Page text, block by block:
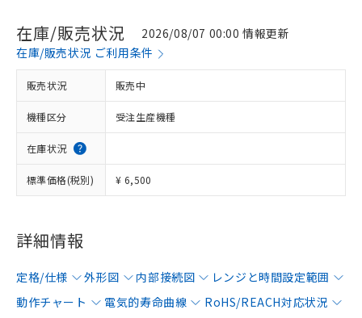
在庫/販売状況
2026/08/07 00:00 情報更新
在庫/販売状況 ご利用条件
販売状況 販売中
機種区分 受注生産機種
在庫状況
標準価格(税別) ¥ 6,500
詳細情報
定格/仕様 外形図 内部接続図
レンジと時間設定範囲
動作チャート
電気的寿命曲線
RoHS/REACH対応状況